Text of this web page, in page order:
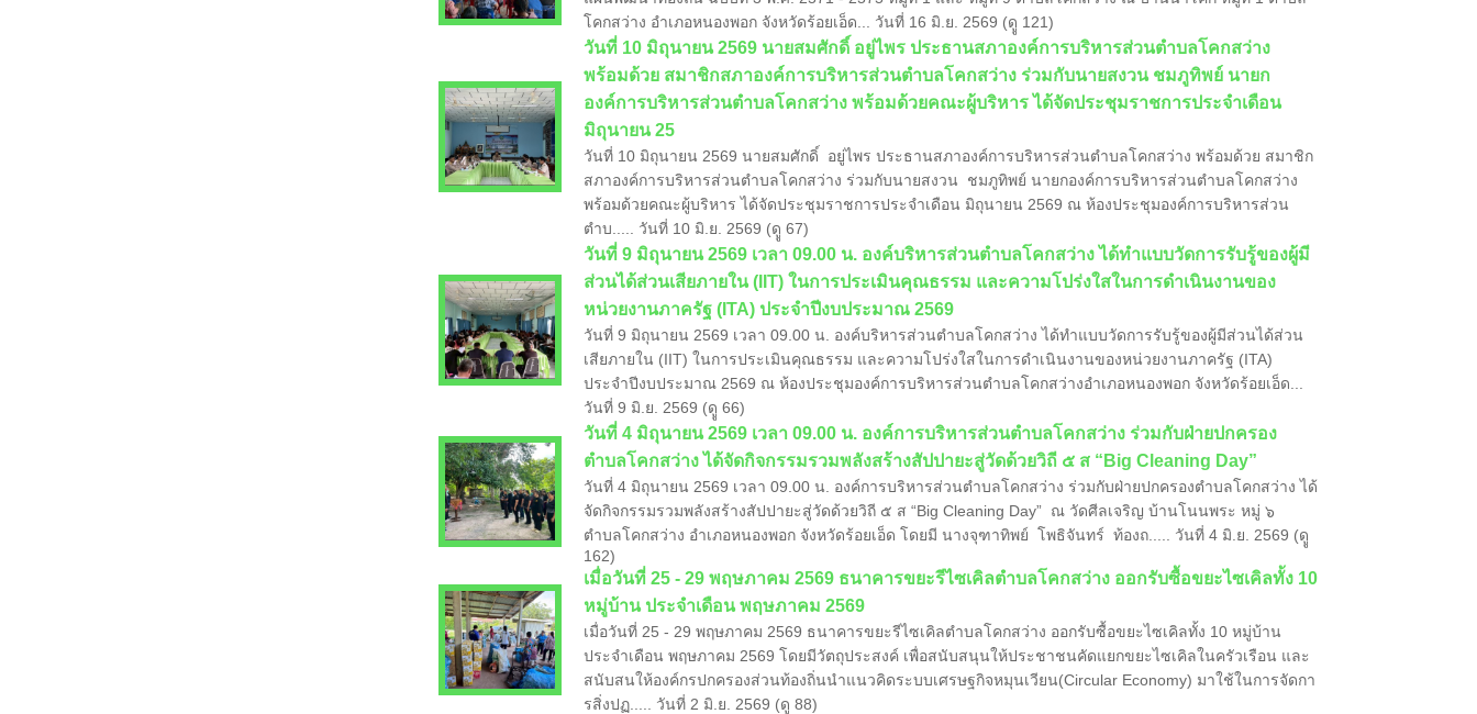
โคกสว่าง อำเภอหนองพอก จังหวัดร้อยเอ็ด... วันที่ 16 มิ.ย. 2569 (ดูู 121)
วันที่ 10 มิถุนายน 2569 นายสมศักดิ์ อยู่ไพร ประธานสภาองค์การบริหารส่วนตำบลโคกสว่าง
พร้อมด้วย สมาชิกสภาองค์การบริหารส่วนตำบลโคกสว่าง ร่วมกับนายสงวน ชมภูทิพย์ นายก
องค์การบริหารส่วนตำบลโคกสว่าง พร้อมด้วยคณะผู้บริหาร ได้จัดประชุมราชการประจำเดือน
มิถุนายน 25
วันที่ 10 มิถุนายน 2569 นายสมศักดิ์ อยู่ไพร ประธานสภาองค์การบริหารส่วนตำบลโคกสว่าง พร้อมด้วย สมาชิก
สภาองค์การบริหารส่วนตำบลโคกสว่าง ร่วมกับนายสงวน ชมภูทิพย์ นายกองค์การบริหารส่วนตำบลโคกสว่าง
พร้อมด้วยคณะผู้บริหาร ได้จัดประชุมราชการประจำเดือน มิถุนายน 2569 ณ ห้องประชุมองค์การบริหารส่วน
ตำบ..... วันที่ 10 มิ.ย. 2569 (ดูู 67)
วันที่ 9 มิถุนายน 2569 เวลา 09.00 น. องค์บริหารส่วนตำบลโคกสว่าง ได้ทำแบบวัดการรับรู้ของผู้มี
ส่วนได้ส่วนเสียภายใน (IIT) ในการประเมินคุณธรรม และความโปร่งใสในการดำเนินงานของ
หน่วยงานภาครัฐ (ITA) ประจำปีงบประมาณ 2569
วันที่ 9 มิถุนายน 2569 เวลา 09.00 น. องค์บริหารส่วนตำบลโคกสว่าง ได้ทำแบบวัดการรับรู้ของผู้มีส่วนได้ส่วน
เสียภายใน (IIT) ในการประเมินคุณธรรม และความโปร่งใสในการดำเนินงานของหน่วยงานภาครัฐ (ITA)
ประจำปีงบประมาณ 2569 ณ ห้องประชุมองค์การบริหารส่วนตำบลโคกสว่างอำเภอหนองพอก จังหวัดร้อยเอ็ด...
วันที่ 9 มิ.ย. 2569 (ดูู 66)
​วันที่ 4 มิถุนายน 2569 เวลา 09.00 น. องค์การบริหารส่วนตำบลโคกสว่าง ร่วมกับฝ่ายปกครอง
ตำบลโคกสว่าง ได้จัดกิจกรรมรวมพลังสร้างสัปปายะสู่วัดด้วยวิถี ๕ ส “Big Cleaning Day”
วันที่ 4 มิถุนายน 2569 เวลา 09.00 น. องค์การบริหารส่วนตำบลโคกสว่าง ร่วมกับฝ่ายปกครองตำบลโคกสว่าง ได้
จัดกิจกรรมรวมพลังสร้างสัปปายะสู่วัดด้วยวิถี ๕ ส “Big Cleaning Day” ณ วัดศีลเจริญ บ้านโนนพระ หมู่ ๖
ตำบลโคกสว่าง อำเภอหนองพอก จังหวัดร้อยเอ็ด โดยมี นางจุฑาทิพย์ โพธิจันทร์ ท้องถ..... วันที่ 4 มิ.ย. 2569 (ดูู
162)
เมื่อวันที่ 25 - 29 พฤษภาคม 2569 ธนาคารขยะรีไซเคิลตำบลโคกสว่าง ออกรับซื้อขยะไซเคิลทั้ง 10
หมู่บ้าน ประจำเดือน พฤษภาคม 2569
เมื่อวันที่ 25 - 29 พฤษภาคม 2569 ธนาคารขยะรีไซเคิลตำบลโคกสว่าง ออกรับซื้อขยะไซเคิลทั้ง 10 หมู่บ้าน
ประจำเดือน พฤษภาคม 2569 โดยมีวัตถุประสงค์ เพื่อสนับสนุนให้ประชาชนคัดแยกขยะไซเคิลในครัวเรือน และ
สนับสนให้องค์กรปกครองส่วนท้องถิ่นนำแนวคิดระบบเศรษฐกิจหมุนเวียน(Circular Economy) มาใช้ในการจัดกา
รสิ่งปฏ..... วันที่ 2 มิ.ย. 2569 (ดูู 88)